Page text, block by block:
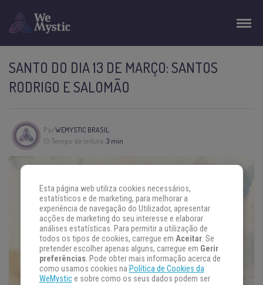
SANTO DO DIA 13 DE MARÇO: SANTOS
RODRIGO E SALOMÃO
PorWEMYSTIC BRASIL
Tempo de leitura: 3 min
Esta página web utiliza cookies necessários,
estatísticos e de marketing, para melhorar a
experiência de navegação do Utilizador, apresentar
acções de marketing do seu interesse e elaborar
análises estatísticas. Para permitir a utilização de
todos os tipos de cookies, carregue em Aceitar. Se
pretender escolher apenas alguns, carregue em Gerir
preferências. Pode obter mais informação acerca de
como usamos cookies na Política de Cookies da
WeMystice sobre como os seus dados podem ser